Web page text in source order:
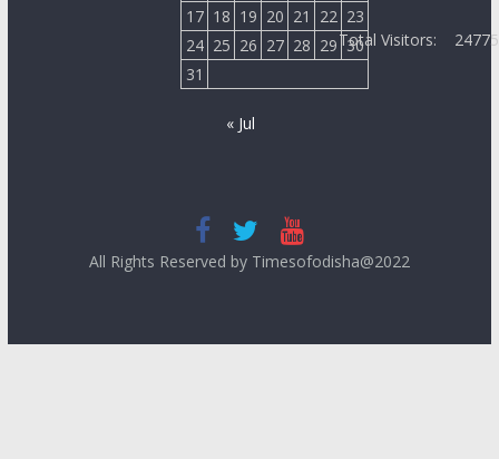
17 18 19 20 21 22 23
24 25 26 27 28 29 30
31
« Jul
Total Visitors:
All Rights Reserved by Timesofodisha@2022